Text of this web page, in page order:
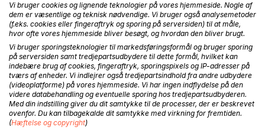
Dette er min selvbiografi. Jeg lever stadig og har det godt,
men jeg føler at det er nu den skal udgives. Medens jeg
lever. Den dækker perioden fra 1948 - 2014 og jeg har
forsøgt at beskrive alle de ting, som jeg selv mener har haft
betydning for mit liv. Det handler om godt og dårligt,
komedie og tragedie, frihed og undertrykkelse, dumhed og
genialitet. Selv rummer jeg alle disse egenskaber og
mange af de mennesker, som livet har ladet mit møde, har
også været til inspiration. Hvis jeg skal give karakter for mit
eget liv, så vil jeg siger "nogenlunde".
Vi bruger cookies og lignende teknologier på vores hjemmeside. Nogle af
dem er væsentlige og teknisk nødvendige. Vi bruger også analysemetoder
(f.eks. cookies eller fingeraftryk og sporing på serversiden) til at måle,
hvor ofte vores hjemmeside bliver besøgt, og hvordan den bliver brugt.
Vi bruger sporingsteknologier til markedsføringsformål og bruger sporing
på serversiden samt tredjepartsudbydere til dette formål, hvilket kan
indebære brug af cookies, fingeraftryk, sporingspixels og IP-adresser på
tværs af enheder. Vi indlejrer også tredjepartsindhold fra andre udbydere
(videoplatforme) på vores hjemmeside. Vi har ingen indflydelse på den
videre databehandling og eventuelle sporing hos tredjepartsudbyderen.
Med din indstilling giver du dit samtykke til de processer, der er beskrevet
ovenfor. Du kan tilbagekalde dit samtykke med virkning for fremtiden.
(Hæftelse og copyright)